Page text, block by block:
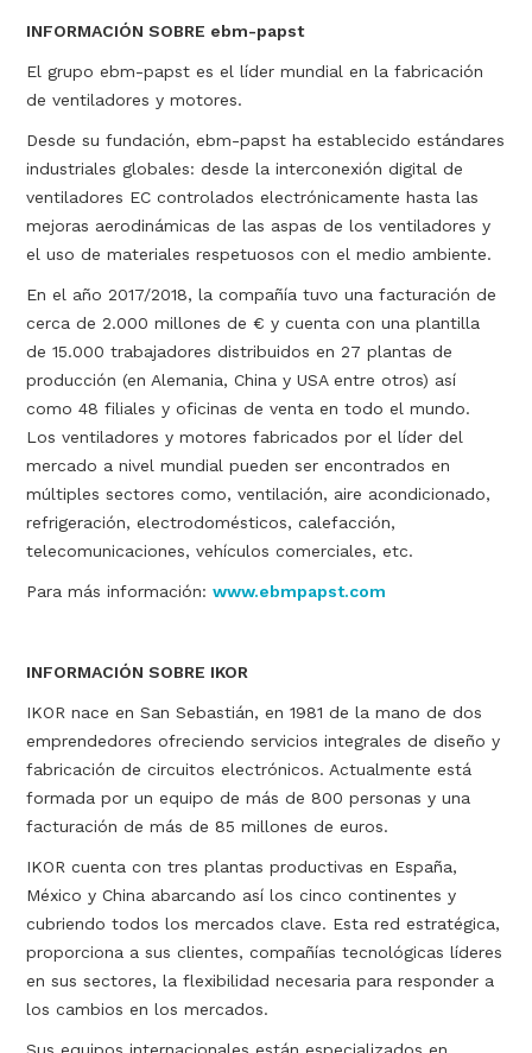
INFORMACIÓN SOBRE ebm-papst
El grupo ebm-papst es el líder mundial en la fabricación
de ventiladores y motores.
Desde su fundación, ebm-papst ha establecido estándares
industriales globales: desde la interconexión digital de
ventiladores EC controlados electrónicamente hasta las
mejoras aerodinámicas de las aspas de los ventiladores y
el uso de materiales respetuosos con el medio ambiente.
En el año 2017/2018, la compañía tuvo una facturación de
cerca de 2.000 millones de € y cuenta con una plantilla
de 15.000 trabajadores distribuidos en 27 plantas de
producción (en Alemania, China y USA entre otros) así
como 48 filiales y oficinas de venta en todo el mundo.
Los ventiladores y motores fabricados por el líder del
mercado a nivel mundial pueden ser encontrados en
múltiples sectores como, ventilación, aire acondicionado,
refrigeración, electrodomésticos, calefacción,
telecomunicaciones, vehículos comerciales, etc.
Para más información:www.ebmpapst.com
INFORMACIÓN SOBRE IKOR
IKOR nace en San Sebastián, en 1981 de la mano de dos
emprendedores ofreciendo servicios integrales de diseño y
fabricación de circuitos electrónicos. Actualmente está
formada por un equipo de más de 800 personas y una
facturación de más de 85 millones de euros.
IKOR cuenta con tres plantas productivas en España,
México y China abarcando así los cinco continentes y
cubriendo todos los mercados clave. Esta red estratégica,
proporciona a sus clientes, compañías tecnológicas líderes
en sus sectores, la flexibilidad necesaria para responder a
los cambios en los mercados.